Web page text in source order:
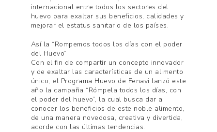
internacional entre todos los sectores del
huevo para exaltar sus beneficios, calidades y
mejorar el estatus sanitario de los países.
Así la “Rompemos todos los días con el poder
del Huevo”
Con el fin de compartir un concepto innovador
y de exaltar las características de un alimento
único, el Programa Huevo de Fenavi lanzó este
año la campaña “Rómpela todos los días, con
el poder del huevo”, la cual busca dar a
conocer los beneficios de este noble alimento,
de una manera novedosa, creativa y divertida,
acorde con las últimas tendencias.